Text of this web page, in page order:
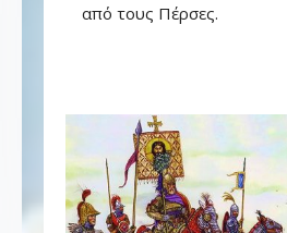
από τους Πέρσες.